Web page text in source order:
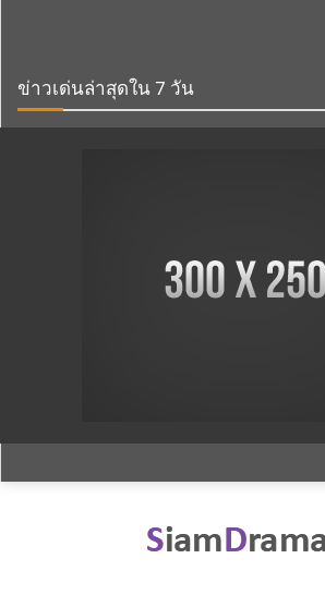
ข่าวเด่นล่าสุดใน 7 วัน